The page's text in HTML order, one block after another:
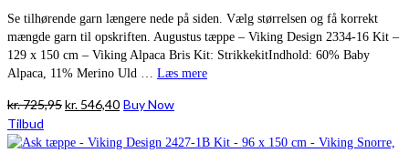
Se tilhørende garn længere nede på siden. Vælg størrelsen og få korrekt
mængde garn til opskriften. Augustus tæppe – Viking Design 2334-16 Kit –
129 x 150 cm – Viking Alpaca Bris Kit: StrikkekitIndhold: 60% Baby
Alpaca, 11% Merino Uld … Læs mere
kr.725,95Den
pris
kr. 546,40Den
pris
Buy Now
Tilbud